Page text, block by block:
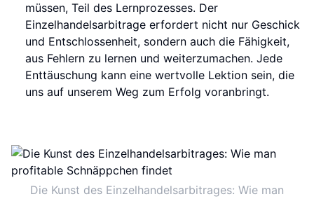
müssen, Teil des Lernprozesses. Der
Einzelhandelsarbitrage erfordert nicht nur Geschick
und Entschlossenheit, sondern auch die Fähigkeit,
aus Fehlern zu lernen und weiterzumachen. Jede
Enttäuschung kann eine wertvolle Lektion sein, die
uns auf unserem Weg zum Erfolg voranbringt.
Die Kunst des Einzelhandelsarbitrages: Wie man